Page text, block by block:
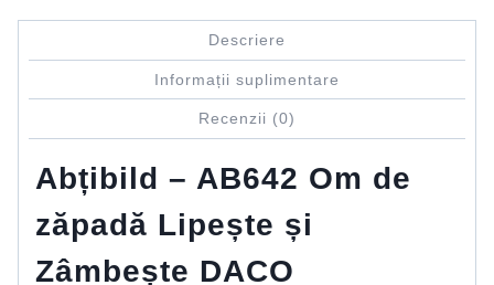
Descriere
Informații suplimentare
Recenzii (0)
Abțibild – AB642 Om de
zăpadă Lipește și
Zâmbește DACO